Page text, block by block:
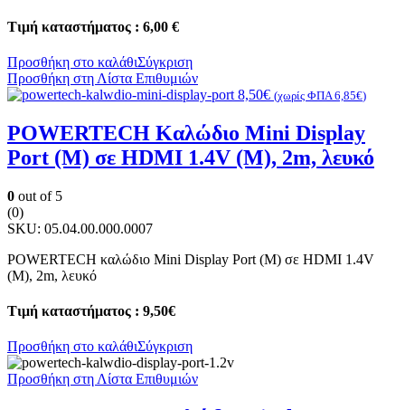
Τιμή καταστήματος : 6,00 €
Προσθήκη στο καλάθιΣύγκριση
Προσθήκη στη Λίστα Επιθυμιών
8,50€ (χωρίς ΦΠΑ6,85€)
POWERTECH Καλώδιο Mini Display
Port (M) σε HDMI 1.4V (M), 2m, λευκό
0 out of 5
(0)
SKU: 05.04.00.000.0007
POWERTECH καλώδιο Mini Display Port (M) σε HDMI 1.4V
(M), 2m, λευκό
Τιμή καταστήματος : 9,50€
Προσθήκη στο καλάθιΣύγκριση
Προσθήκη στη Λίστα Επιθυμιών